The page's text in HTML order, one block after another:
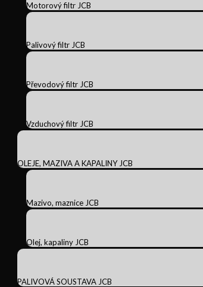
Motorový filtr JCB
Palivový filtr JCB
Převodový filtr JCB
Vzduchový filtr JCB
OLEJE, MAZIVA A KAPALINY JCB
Mazivo, maznice JCB
Olej, kapaliny JCB
PALIVOVÁ SOUSTAVA JCB